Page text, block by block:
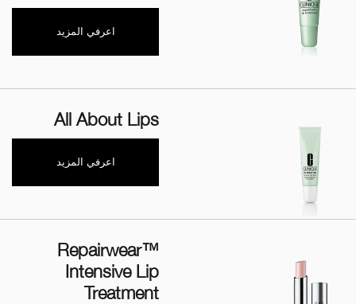
اعرفي المزيد
All About Lips
اعرفي المزيد
Repairwear™
Intensive Lip
Treatment